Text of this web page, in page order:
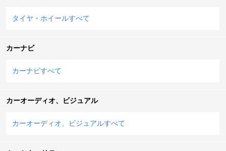
タイヤ・ホイールすべて
カーナビ
カーナビすべて
カーオーディオ、ビジュアル
カーオーディオ、ビジュアルすべて